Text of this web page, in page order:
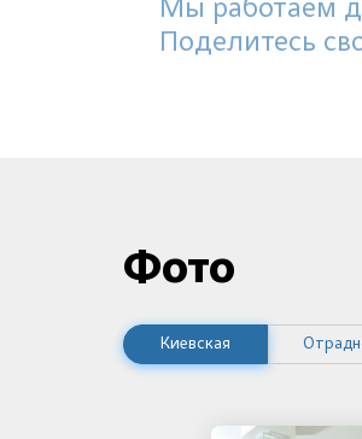
Мы работаем
Поделитесь
Фото
Киевская